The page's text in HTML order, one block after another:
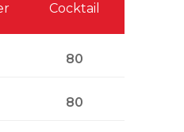
Cocktail
80
80